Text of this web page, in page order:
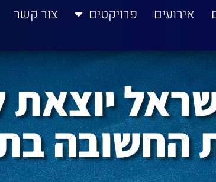
אירועים פרויקטים צור קשר
החשובה